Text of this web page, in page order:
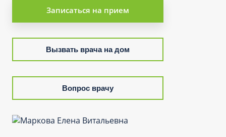
Записаться на прием
Вызвать врача на дом
Вопрос врачу